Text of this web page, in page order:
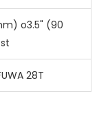
o3.5" (90
28T